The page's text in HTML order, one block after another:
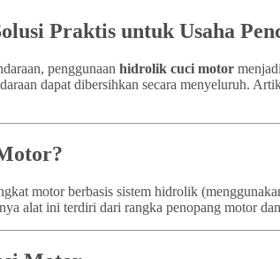
Praktis untuk Usaha
penggunaan hidrolik cuci motor
dapat dibersihkan secara menyeluruh.
motor berbasis sistem hidrolik
alat ini terdiri dari rangka penopang motor